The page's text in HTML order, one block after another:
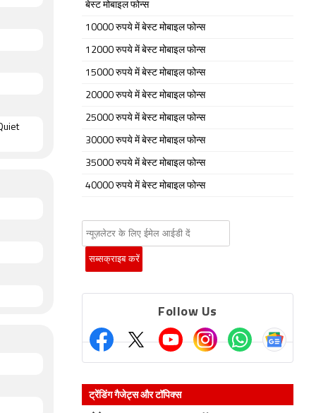
बेस्ट मोबाइल फोन्स
10000 रुपये में बेस्ट मोबाइल फोन्स
12000 रुपये में बेस्ट मोबाइल फोन्स
15000 रुपये में बेस्ट मोबाइल फोन्स
20000 रुपये में बेस्ट मोबाइल फोन्स
25000 रुपये में बेस्ट मोबाइल फोन्स
30000 रुपये में बेस्ट मोबाइल फोन्स
35000 रुपये में बेस्ट मोबाइल फोन्स
40000 रुपये में बेस्ट मोबाइल फोन्स
Follow Us
ट्रेंडिंग गैजेट्स और टॉपिक्स